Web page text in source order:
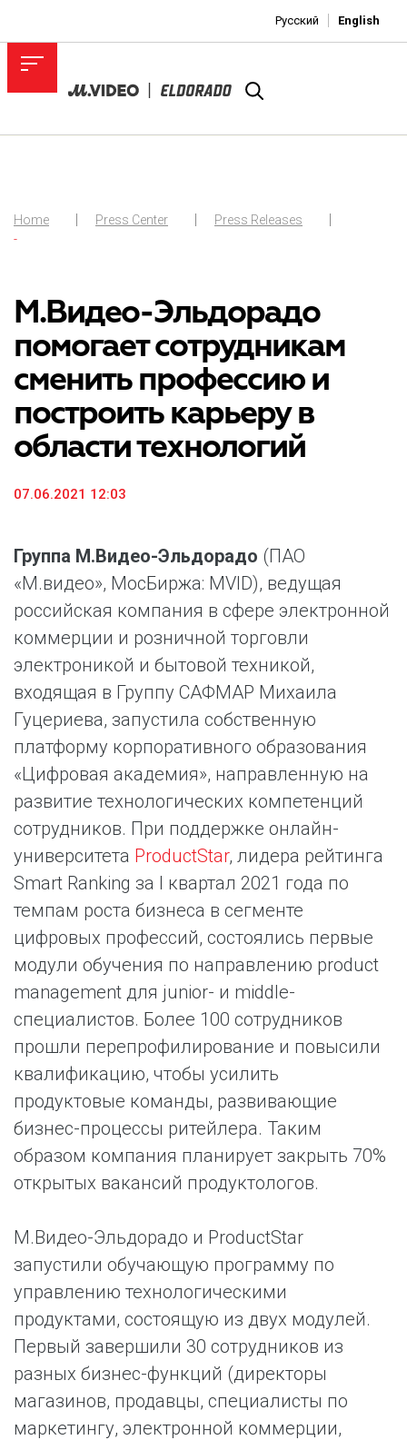
Русский English
Home Press Center
Press Releases
-
М.Видео-Эльдорадо
помогает сотрудникам
сменить профессию и
построить карьеру в
области технологий
07.06.2021 12:03
Группа М.Видео-Эльдорадо (ПАО
«М.видео», МосБиржа: MVID), ведущая
российская компания в сфере электронной
коммерции и розничной торговли
электроникой и бытовой техникой,
входящая в Группу САФМАР Михаила
Гуцериева, запустила собственную
платформу корпоративного образования
«Цифровая академия», направленную на
развитие технологических компетенций
сотрудников. При поддержке онлайн-
университета ProductStar, лидера рейтинга
Smart Ranking за I квартал 2021 года по
темпам роста бизнеса в сегменте
цифровых профессий, состоялись первые
модули обучения по направлению product
management для junior- и middle-
специалистов. Более 100 сотрудников
прошли перепрофилирование и повысили
квалификацию, чтобы усилить
продуктовые команды, развивающие
бизнес-процессы ритейлера. Таким
образом компания планирует закрыть 70%
открытых вакансий продуктологов.
М.Видео-Эльдорадо и ProductStar
запустили обучающую программу по
управлению технологическими
продуктами, состоящую из двух модулей.
Первый завершили 30 сотрудников из
разных бизнес-функций (директоры
магазинов, продавцы, специалисты по
маркетингу, электронной коммерции,